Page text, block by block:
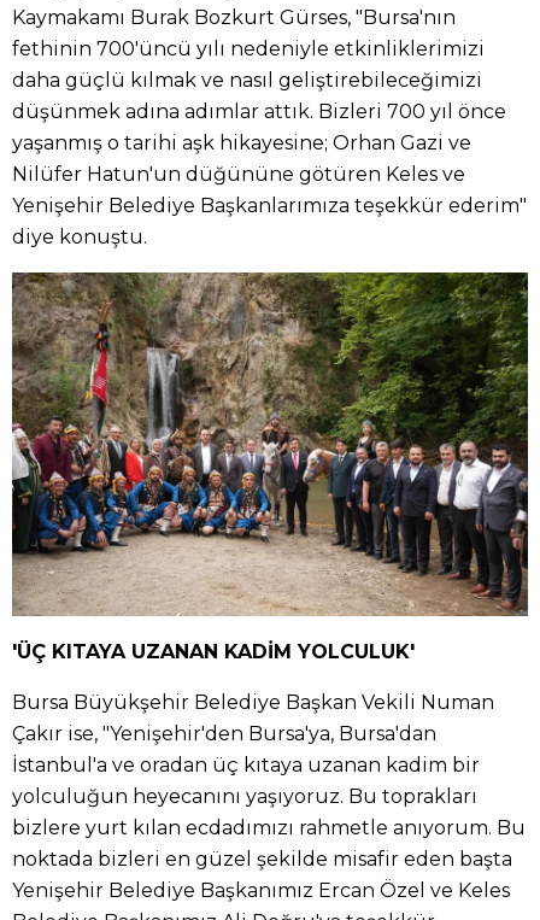
Kaymakamı Burak Bozkurt Gürses, "Bursa'nın
fethinin 700'üncü yılı nedeniyle etkinliklerimizi
daha güçlü kılmak ve nasıl geliştirebileceğimizi
düşünmek adına adımlar attık. Bizleri 700 yıl önce
yaşanmış o tarihi aşk hikayesine; Orhan Gazi ve
Nilüfer Hatun'un düğününe götüren Keles ve
Yenişehir Belediye Başkanlarımıza teşekkür ederim"
diye konuştu.
'ÜÇ KITAYA UZANAN KADİM YOLCULUK'
Bursa Büyükşehir Belediye Başkan Vekili Numan
Çakır ise, "Yenişehir'den Bursa'ya, Bursa'dan
İstanbul'a ve oradan üç kıtaya uzanan kadim bir
yolculuğun heyecanını yaşıyoruz. Bu toprakları
bizlere yurt kılan ecdadımızı rahmetle anıyorum. Bu
noktada bizleri en güzel şekilde misafir eden başta
Yenişehir Belediye Başkanımız Ercan Özel ve Keles